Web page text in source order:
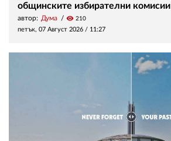
общинските избирателни комисии
автор: Дума visibility 210
петък, 07 Август 2026 / 11:27